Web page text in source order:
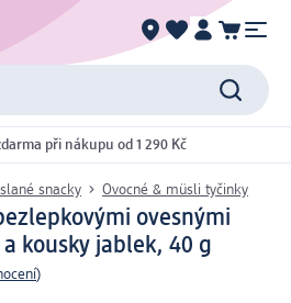
při nákupu od 1 290 Kč
snacky Ovocné & müsli tyčinky
ovesnými
kousky jablek, 40 g
)